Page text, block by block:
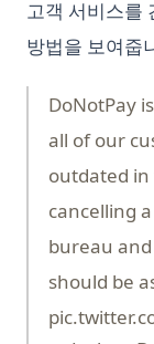
고객 서비스를
방법을 보여줍
DoNotPay
all of our
outdated in
cancelling
bureau
should be